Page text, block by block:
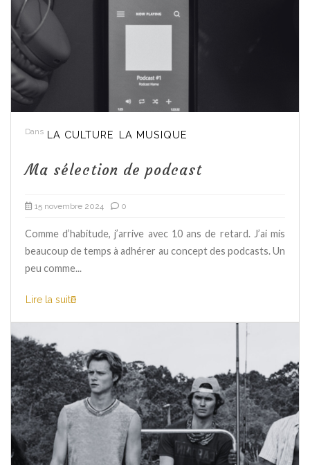
Dans LA CULTURE LA MUSIQUE
Ma sélection de podcast
15 novembre 2024 0
Comme d’habitude, j’arrive avec 10 ans de retard. J’ai mis
beaucoup de temps à adhérer au concept des podcasts. Un
peu comme...
Lire la suite